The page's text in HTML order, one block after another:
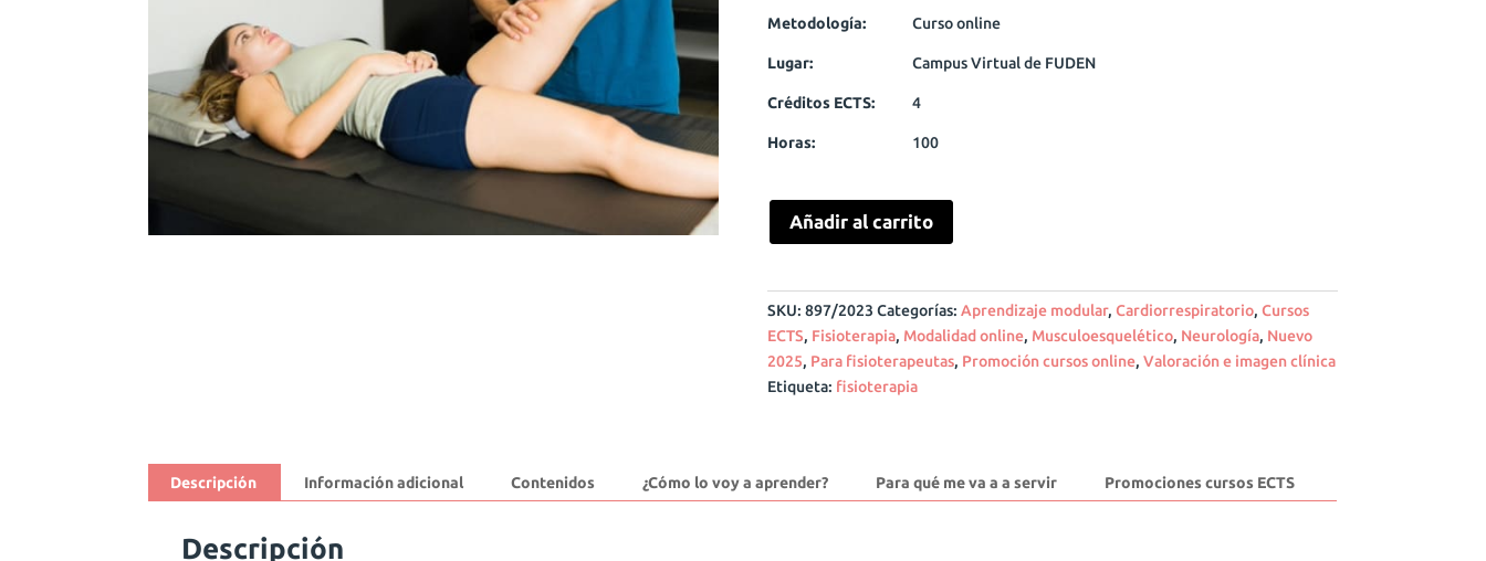
Metodología: Curso online
Lugar: Campus Virtual de FUDEN
Créditos ECTS: 4
Horas: 100
Añadir al carrito
SKU: 897/2023 Categorías: Aprendizaje modular, Cardiorrespiratorio, Cursos
ECTS, Fisioterapia, Modalidad online, Musculoesquelético, Neurología, Nuevo
2025, Para fisioterapeutas, Promoción cursos online, Valoración e imagen clínica
Etiqueta: fisioterapia
Descripción Información adicional Contenidos ¿Cómo lo voy a aprender? Para qué me va a a servir Promociones cursos ECTS
Descripción